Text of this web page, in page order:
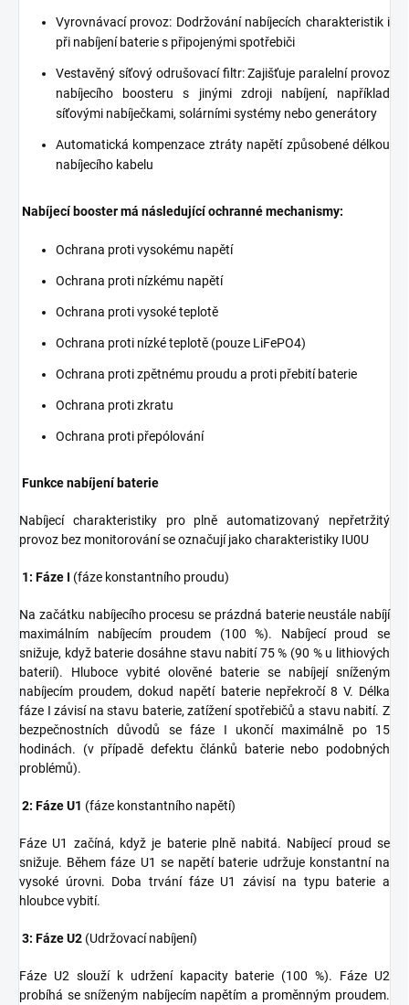
Vyrovnávací provoz: Dodržování nabíjecích charakteristik i
při nabíjení baterie s připojenými spotřebiči
Vestavěný síťový odrušovací filtr: Zajišťuje paralelní provoz
nabíjecího boosteru s jinými zdroji nabíjení, například
síťovými nabíječkami, solárními systémy nebo generátory
Automatická kompenzace ztráty napětí způsobené délkou
nabíjecího kabelu
Nabíjecí booster má následující ochranné mechanismy:
Ochrana proti vysokému napětí
Ochrana proti nízkému napětí
Ochrana proti vysoké teplotě
Ochrana proti nízké teplotě (pouze LiFePO4)
Ochrana proti zpětnému proudu a proti přebití baterie
Ochrana proti zkratu
Ochrana proti přepólování
Funkce nabíjení baterie
Nabíjecí charakteristiky pro plně automatizovaný nepřetržitý
provoz bez monitorování se označují jako charakteristiky IU0U
1: Fáze I (fáze konstantního proudu)
Na začátku nabíjecího procesu se prázdná baterie neustále nabíjí
maximálním nabíjecím proudem (100 %). Nabíjecí proud se
snižuje, když baterie dosáhne stavu nabití 75 % (90 % u lithiových
baterií). Hluboce vybité olověné baterie se nabíjejí sníženým
nabíjecím proudem, dokud napětí baterie nepřekročí 8 V. Délka
fáze I závisí na stavu baterie, zatížení spotřebičů a stavu nabití. Z
bezpečnostních důvodů se fáze I ukončí maximálně po 15
hodinách. (v případě defektu článků baterie nebo podobných
problémů).
2: Fáze U1 (fáze konstantního napětí)
Fáze U1 začíná, když je baterie plně nabitá. Nabíjecí proud se
snižuje. Během fáze U1 se napětí baterie udržuje konstantní na
vysoké úrovni. Doba trvání fáze U1 závisí na typu baterie a
hloubce vybití.
3: Fáze U2 (Udržovací nabíjení)
Fáze U2 slouží k udržení kapacity baterie (100 %). Fáze U2
probíhá se sníženým nabíjecím napětím a proměnným proudem.